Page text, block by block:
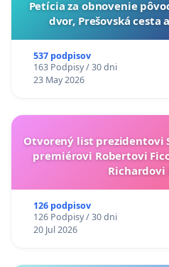
​Petícia za obnovenie
dvor, Prešovská cesta
537 podpisov
163 Podpisy / 30 dni
23 May 2026
Otvorený list prezidentovi
premiérovi Robertovi
Richardovi
126 podpisov
126 Podpisy / 30 dni
20 Jul 2026